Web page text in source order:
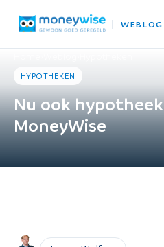
WEBLOG
HYPOTHEKEN
Nu ook
MoneyWise